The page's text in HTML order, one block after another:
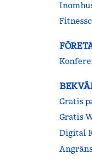
Gratis
Gratis
Digital